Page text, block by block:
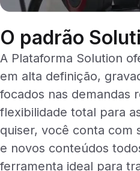
O padrão
A Plataforma Solution
em alta definição,
focados nas demandas
flexibilidade total para
quiser, você conta com
e novos conteúdos
ferramenta ideal para